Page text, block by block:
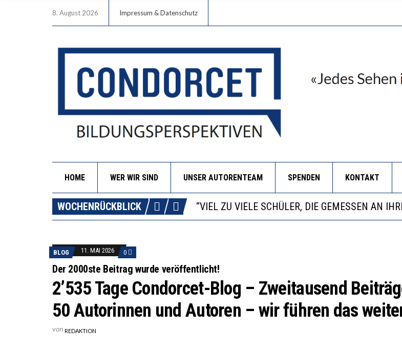
8. August 2026 Impressum & Datenschutz
HOME WER WIR SIND UNSER AUTORENTEAM SPENDEN KONTAKT
WOCHENRÜCKBLICK
“WIR BEOBACHTEN EINEN REGELRECHTEN
ANNA-KATHARINA ZENGER UND IHRE
DIE GANZE HILFLOSIGKEIT DES
“WIR BEOBACHTEN EINEN REGELRECHTEN
BLOG 11. MAI 2026 0
Der 2000ste Beitrag wurde veröffentlicht!
2’535 Tage Condorcet-Blog – Zweitausend
50 Autorinnen und Autoren – wir führen das
von REDAKTION